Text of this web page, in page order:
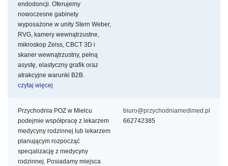
endodoncji. Oferujemy
nowoczesne gabinety
wyposażone w unity Stern Weber,
RVG, kamery wewnątrzustne,
mikroskop Zeiss, CBCT 3D i
skaner wewnątrzustny, pełną
asystę, elastyczny grafik oraz
atrakcyjne warunki B2B.
czytaj więcej
Przychodnia POZ w Mielcu
podejmie współpracę z lekarzem
medycyny rodzinnej lub lekarzem
planującym rozpocząć
specjalizację z medycyny
rodzinnej. Posiadamy miejsca
biuro@przychodniamedimed.pl
662742385